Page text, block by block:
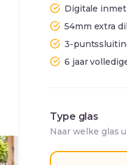
Digitale
54mm extra
3-
6 jaar
Type glas
Naar welke glas